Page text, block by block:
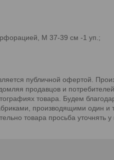
М 37-39 см -1 уп.;
публичной офертой.
продавцов и
товара. Будем
производящими один и
товара просьба уточнять